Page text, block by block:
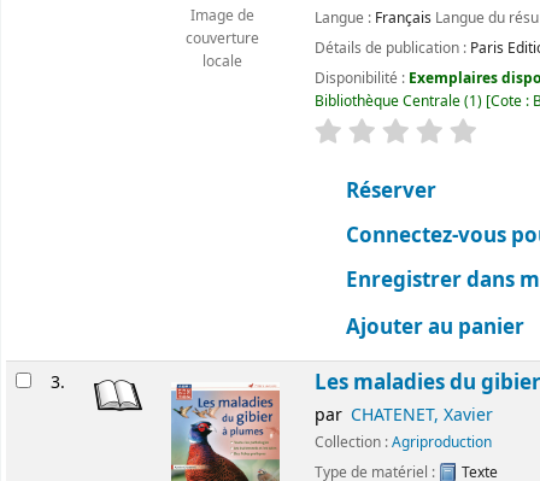
Image de
couverture
locale
Langue : Français Langue du
Détails de publication : Paris
Disponibilité : Exemplaires
Bibliothèque Centrale(1) Cote :
évaluation
Réserver
Connectez-vous
Enregistrer dans
Ajouter au panier
3. Les maladies du
par CHATENET, Xavier
Collection :Agriproduction
Type de matériel :
Texte